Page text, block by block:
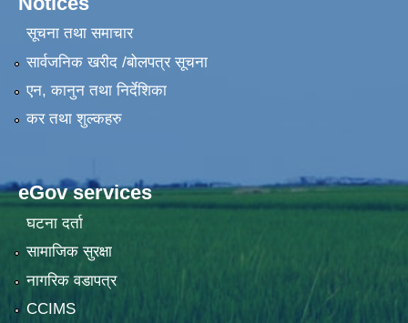
सूचना तथा समाचार
सार्वजनिक खरीद /बोलपत्र सूचना
एन, कानुन तथा निर्देशिका
कर तथा शुल्कहरु
eGov services
घटना दर्ता
सामाजिक सुरक्षा
नागरिक वडापत्र
CCIMS